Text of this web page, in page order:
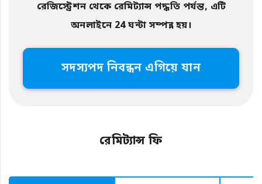
রেজিস্ট্রেশন থেকে রেমিট্যান্স পদ্ধতি পর্যন্ত, এটি
অনলাইনে 24 ঘন্টা সম্পন্ন হয়।
সদস্যপদ নিবন্ধন এগিয়ে যান
রেমিট্যান্স ফি